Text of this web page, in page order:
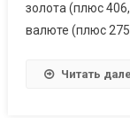
золота (плюс
валюте (плюс
Читать